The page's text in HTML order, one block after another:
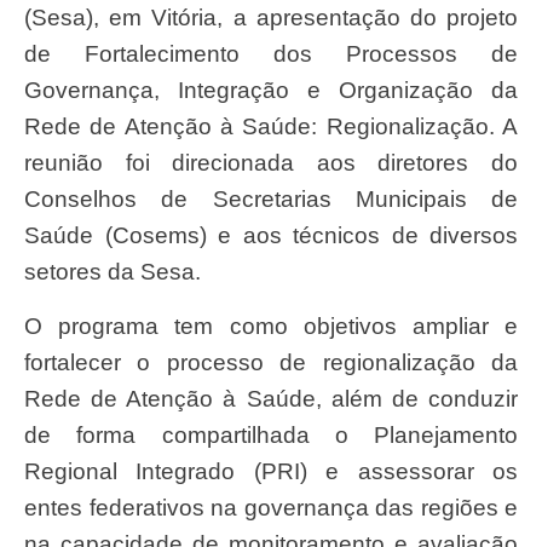
(Sesa), em Vitória, a apresentação do projeto
de Fortalecimento dos Processos de
Governança, Integração e Organização da
Rede de Atenção à Saúde: Regionalização. A
reunião foi direcionada aos diretores do
Conselhos de Secretarias Municipais de
Saúde (Cosems) e aos técnicos de diversos
setores da Sesa.
O programa tem como objetivos ampliar e
fortalecer o processo de regionalização da
Rede de Atenção à Saúde, além de conduzir
de forma compartilhada o Planejamento
Regional Integrado (PRI) e assessorar os
entes federativos na governança das regiões e